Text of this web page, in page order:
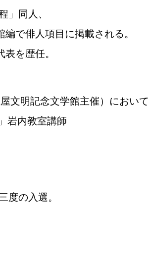
」同人、
で俳人項目に掲載される。
を歴任。
文明記念文学館主催）におい
岩内教室講師
度の入選。